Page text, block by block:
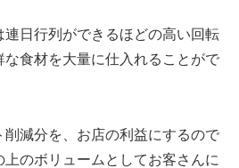
連日行列ができるほどの高い回転
食材を大量に仕入れることがで
減分を、お店の利益にするので
のボリュームとしてお客さんに